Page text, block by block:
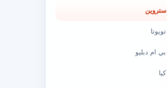
ستروين
تويوتا
بي ام دبليو
كيا